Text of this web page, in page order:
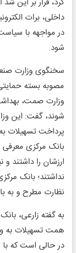
داخلی، برات
در مواجهه با
شود.
سخنگوی وزارت
مصوبه بسته
وزارت صمت،
پرداخت تسهیلات
بانک مرکزی معرفی
ارزشان را داشتند
نداشتند؛ بانک
نظارت مطرح و به
به گفته زارعی،
همت تسهیلات به
در حالی است که